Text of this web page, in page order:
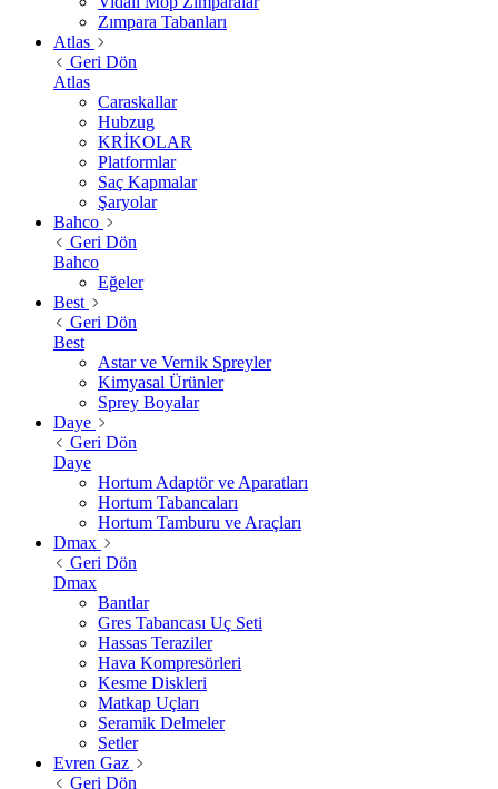
Zımpara Tabanları
Atlas
Geri Dön
Atlas
Caraskallar
Hubzug
KRİKOLAR
Platformlar
Saç Kapmalar
Şaryolar
Bahco
Geri Dön
Bahco
Eğeler
Best
Geri Dön
Best
Astar ve Vernik Spreyler
Kimyasal Ürünler
Sprey Boyalar
Daye
Geri Dön
Daye
Hortum Adaptör ve Aparatları
Hortum Tabancaları
Hortum Tamburu ve Araçları
Dmax
Geri Dön
Dmax
Bantlar
Gres Tabancası Uç Seti
Hassas Teraziler
Hava Kompresörleri
Kesme Diskleri
Matkap Uçları
Seramik Delmeler
Setler
Evren Gaz
Geri Dön